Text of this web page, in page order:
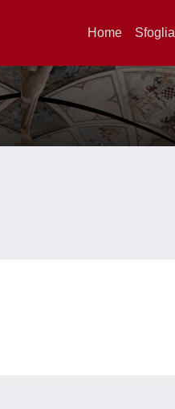
Home Sfoglia